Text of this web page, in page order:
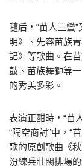
隨后，“苗人三蠻
明》、先容苗族
記》等歌曲。在
鼓、苗族舞獅等
的秀美多彩。
表演正酣時，“苗
“隔空商討”中，“
歌的原創歌曲《
汾練兵壯闊排場